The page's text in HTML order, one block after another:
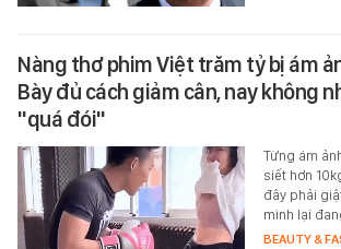
Nàng thơ phim Việt trăm tỷ bị ám
Bày đủ cách giảm cân, nay không
"quá đói"
Từng ám
siết hơn
đây phải
mình lại
BEAUTY &